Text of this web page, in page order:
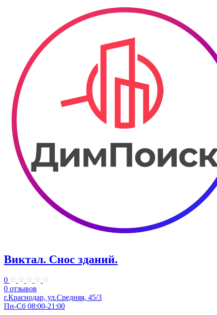
Виктал. Снос зданий.
0
0 отзывов
г.Краснодар, ул.Средняя, 45/3
Пн-Сб 08:00-21:00